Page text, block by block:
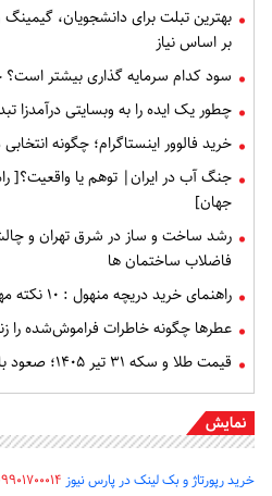
بهترین تبلت برای دانشجویان، گیمینگ
بر اساس نیاز
سود کدام سرمایه گذاری بیشتر است؟
چطور یک ایده را به وبسایتی درآمدزا
خرید فالوور اینستاگرام؛ چگونه
جنگ آب در ایران| توهم یا واقعیت؟[
جهان]
رشد ساخت و ساز در شرق تهران و
فاضلاب ساختمان ها
راهنمای خرید دریچه منهول : ۱۰ نکته مهم قبل از سفارش
عطرها چگونه خاطرات فراموش‌شده را
قیمت طلا و سکه ۳۱ تیر ۱۴۰۵؛ صعود بازار طلا با اهرم اونس جهانی
نمایش
خرید رپورتاژ و بک لینک در پارس نیوز